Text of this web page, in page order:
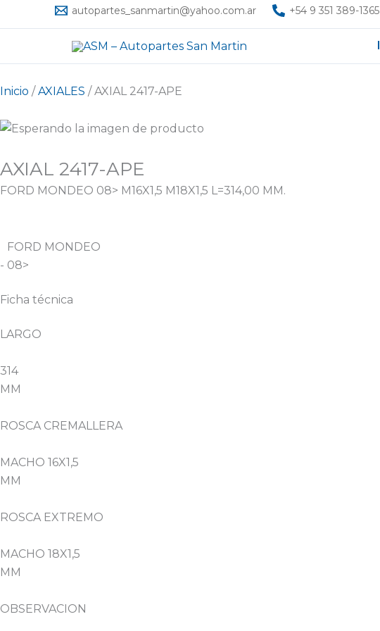
al
autopartes_sanmartin@yahoo.com.ar +54 9 351 389-1365
Inicio /AXIALES / AXIAL 2417-APE
AXIAL 2417-APE
FORD MONDEO 08> M16X1,5 M18X1,5 L=314,00 MM.
FORD MONDEO
- 08>
Ficha técnica
LARGO
314
MM
ROSCA CREMALLERA
MACHO 16X1,5
MM
ROSCA EXTREMO
MACHO 18X1,5
MM
OBSERVACION